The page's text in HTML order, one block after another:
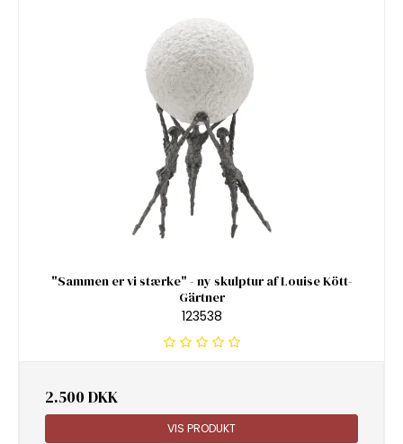
"Sammen er vi stærke" - ny skulptur af Louise Kött-
Gärtner
123538
2.500 DKK
VIS PRODUKT